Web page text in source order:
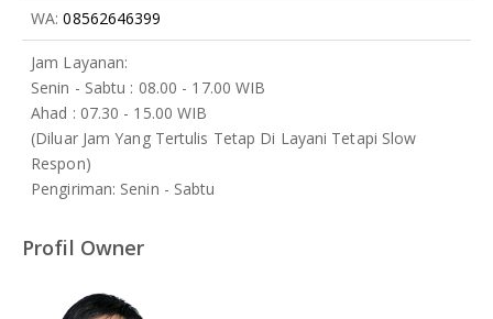
WA:08562646399
Jam Layanan:
Senin - Sabtu : 08.00 - 17.00 WIB
Ahad : 07.30 - 15.00 WIB
(Diluar Jam Yang Tertulis Tetap Di Layani Tetapi Slow
Respon)
Pengiriman: Senin - Sabtu
Profil Owner